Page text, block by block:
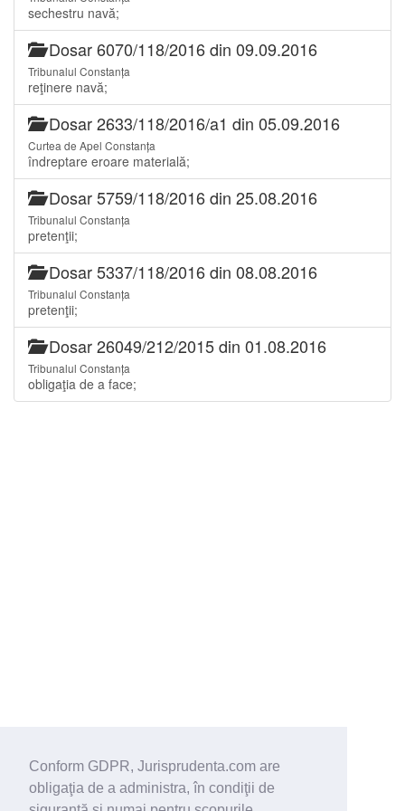
Conform GDPR, Jurisprudenta.com are
obligaţia de a administra, în condiţii de
sechestru navă;
Dosar 6070/118/2016 din 09.09.2016
Tribunalul Constanța
reţinere navă;
Dosar 2633/118/2016/a1 din 05.09.2016
Curtea de Apel Constanța
îndreptare eroare materială;
Dosar 5759/118/2016 din 25.08.2016
Tribunalul Constanța
pretenţii;
Dosar 5337/118/2016 din 08.08.2016
Tribunalul Constanța
pretenţii;
Dosar 26049/212/2015 din 01.08.2016
Tribunalul Constanța
obligaţia de a face;